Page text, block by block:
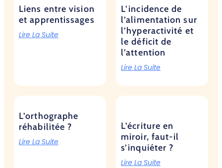
Liens entre vision
et apprentissages
Lire La Suite
L’incidence de
l’alimentation sur
l’hyperactivité et
le déficit de
l’attention
Lire La Suite
L’orthographe
réhabilitée ?
Lire La Suite
L’écriture en
miroir, faut-il
s’inquiéter ?
Lire La Suite